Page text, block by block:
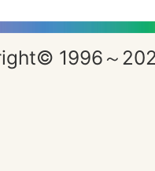
1996～